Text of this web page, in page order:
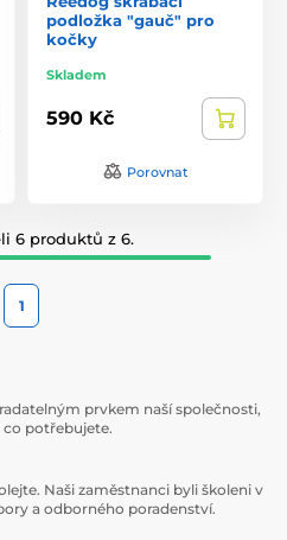
podložka "gauč" pro
kočky
Skladem
590 Kč
Porovnat
6 produktů z 6.
1
prvkem naší společnosti,
potřebujete.
Naši zaměstnanci byli školeni v
a odborného poradenství.